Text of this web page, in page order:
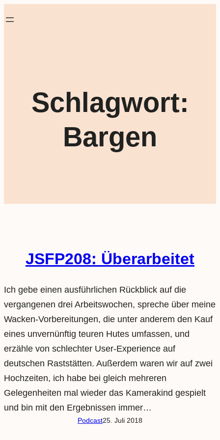
Schlagwort:
Bargen
JSFP208: Überarbeitet
Ich gebe einen ausführlichen Rückblick auf die
vergangenen drei Arbeitswochen, spreche über meine
Wacken-Vorbereitungen, die unter anderem den Kauf
eines unvernünftig teuren Hutes umfassen, und
erzähle von schlechter User-Experience auf
deutschen Raststätten. Außerdem waren wir auf zwei
Hochzeiten, ich habe bei gleich mehreren
Gelegenheiten mal wieder das Kamerakind gespielt
und bin mit den Ergebnissen immer…
Podcast25. Juli 2018